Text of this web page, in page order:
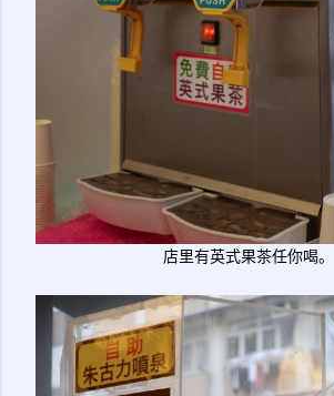
店里有英式果茶任你喝。